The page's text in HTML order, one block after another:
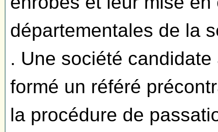
départementales de la
. Une société candidate
formé un référé
la procédure de